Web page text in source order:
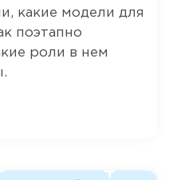
какие модели для
поэтапно
роли в нем